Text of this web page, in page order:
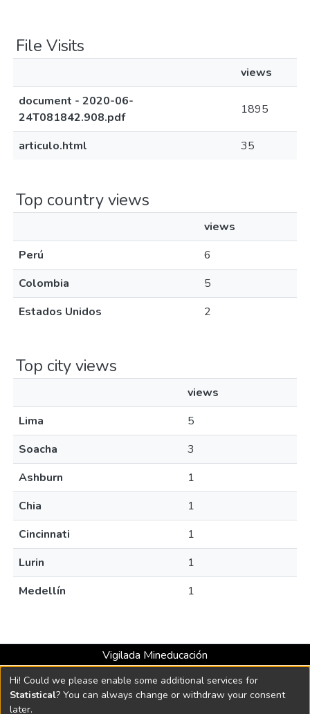
File Visits
views
document - 2020-06-
24T081842.908.pdf
1895
articulo.html 35
Top country views
views
Perú
6
Colombia
5
Estados Unidos
2
Top city views
views
Lima
5
Soacha
3
Ashburn
1
Chia
1
Cincinnati
1
Lurin
1
Medellín
1
Vigilada Mineducación
Universidad con Acreditación Institucional hasta 2026 -
Resolución MEN 2158 de 2018
Hi! Could we please enable some additional services for
Statistical? You can always change or withdraw your consent
later.